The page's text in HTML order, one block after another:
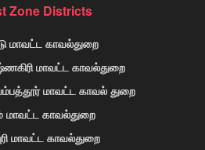
Zone Districts
மாவட்ட காவல்துறை
மாவட்ட காவல்துறை
மாவட்ட காவல் துறை
மாவட்ட காவல்துறை
மாவட்ட காவல்துறை